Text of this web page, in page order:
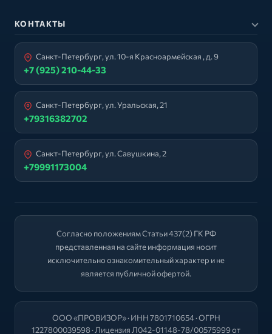
КОНТАКТЫ
Санкт-Петербург, ул. 10-я Красноармейская , д. 9
+7 (925) 210-44-33
Санкт-Петербург, ул. Уральская, 21
+79316382702
Санкт-Петербург, ул. Савушкина, 2
+79991173004
Согласно положениям Статьи 437(2) ГК РФ
представленная на сайте информация носит
исключительно ознакомительный характер и не
является публичной офертой.
ООО «ПРОВИЗОР» · ИНН 7801710654 · ОГРН
1227800039598 · Лицензия Л042-01148-78/00575999 от